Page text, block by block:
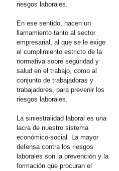
riesgos laborales.
En ese sentido, hacen un
llamamiento tanto al sector
empresarial, al que se le exige
el cumplimiento estricto de la
normativa sobre seguridad y
salud en el trabajo, como al
conjunto de trabajadoras y
trabajadores, para prevenir los
riesgos laborales.
La siniestralidad laboral es una
lacra de nuestro sistema
económico-social. La mayor
defensa contra los riesgos
laborales son la prevención y la
formación que procuran el